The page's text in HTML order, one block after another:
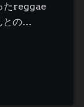
たreggae
との…